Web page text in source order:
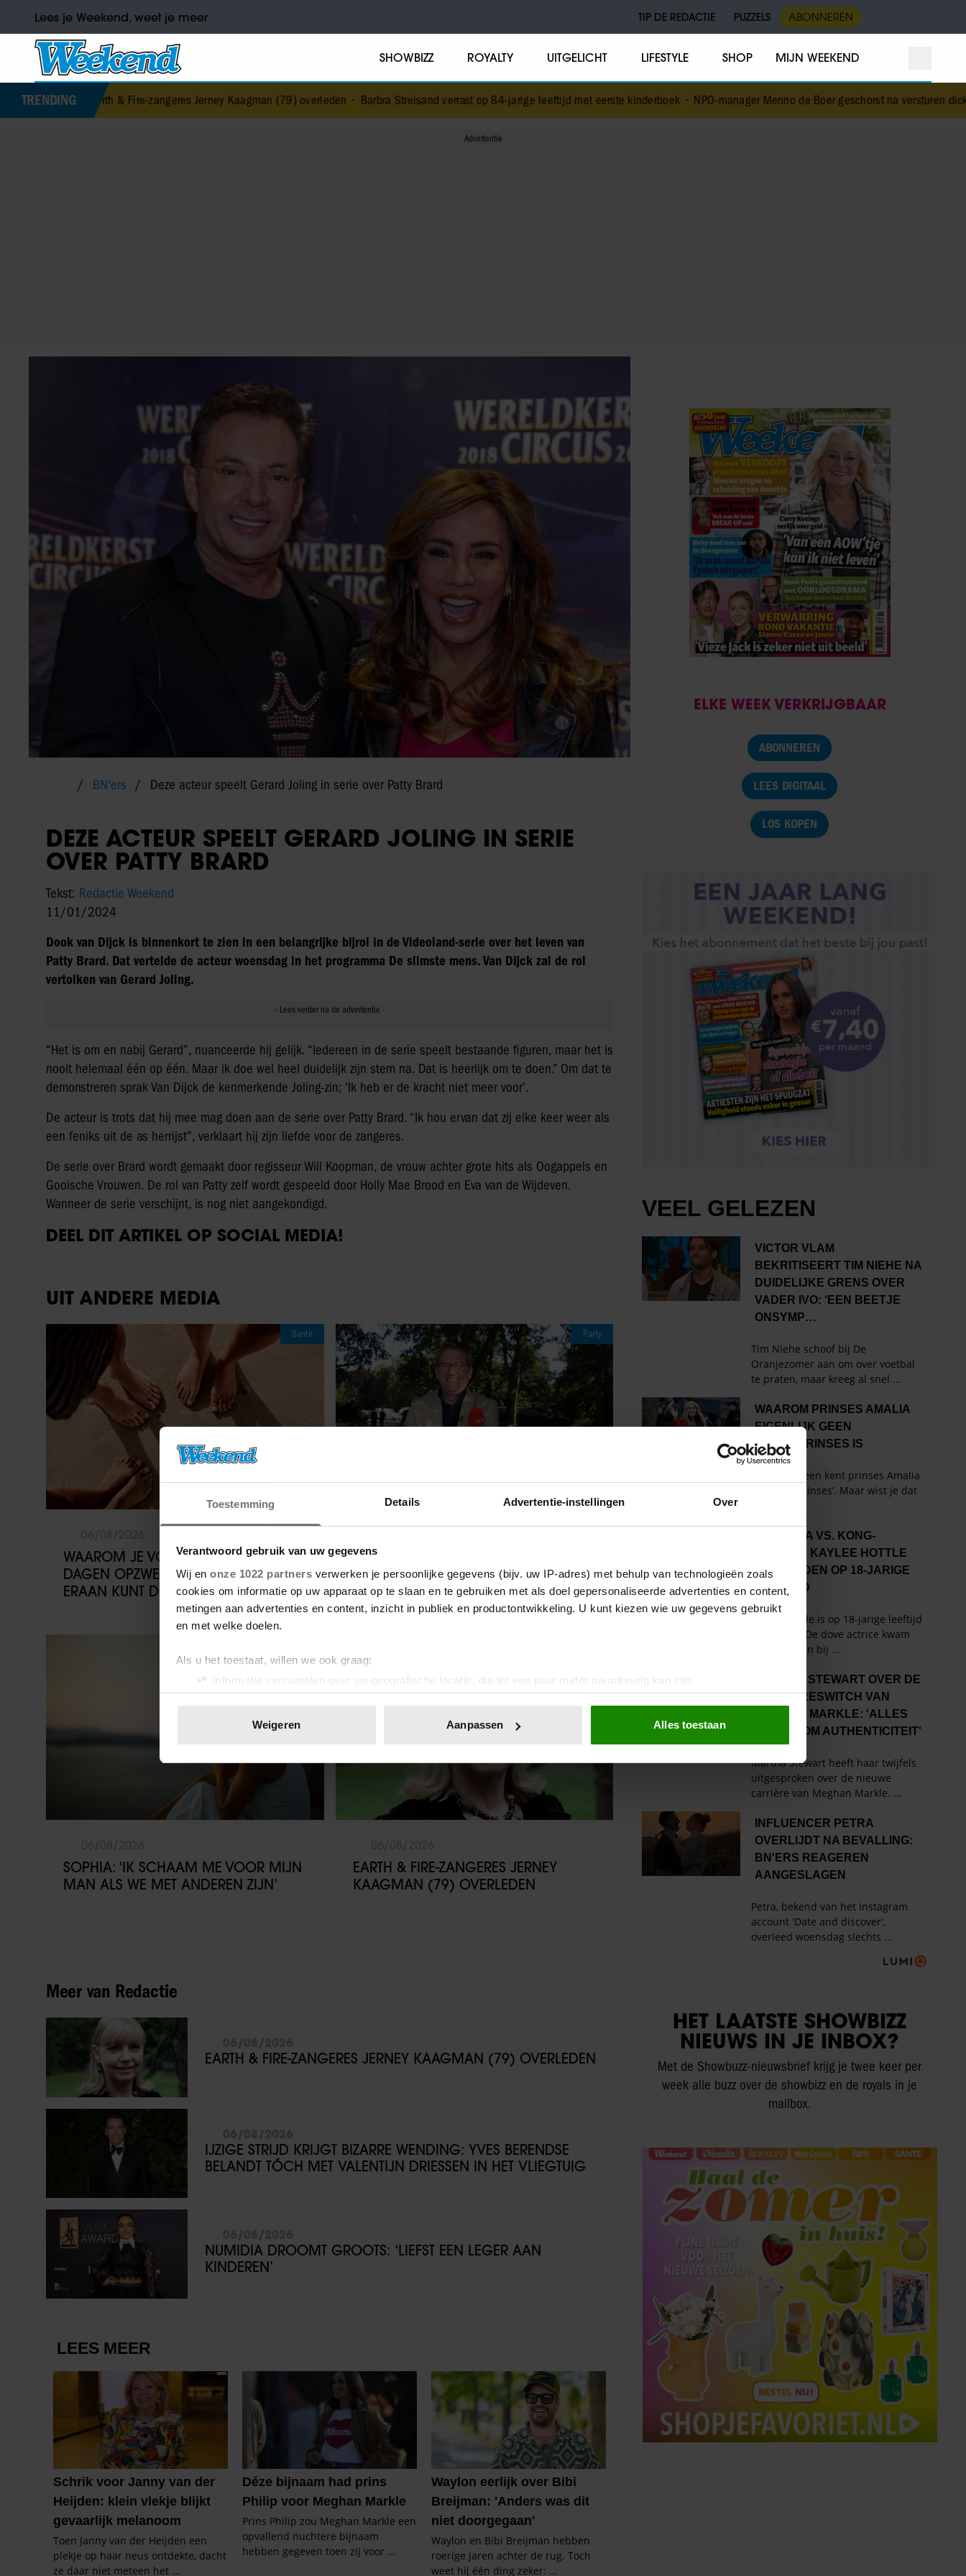
Toestemming Details Advertentie-instellingen Over
Verantwoord gebruik van uw gegevens
Wij en onze 1022 partners verwerken je persoonlijke gegevens (bijv. uw IP-adres) met behulp van technologieën zoals
cookies om informatie op uw apparaat op te slaan en te gebruiken met als doel gepersonaliseerde advertenties en content,
metingen aan advertenties en content, inzicht in publiek en productontwikkeling. U kunt kiezen wie uw gegevens gebruikt
en met welke doelen.
Als u het toestaat, willen we ook graag:
Informatie verzamelen over uw geografische locatie, die tot een paar meter nauwkeurig kan zijn
Uw apparaat identificeren door het actief te scannen op specifieke eigenschappen (fingerprinting)
toestemming op elk moment wijzigen of intrekken in de Cookieverklaring.
We gebruiken cookies om content en advertenties te personaliseren, om functies voor social media te bieden en om ons
websiteverkeer te analyseren. Ook delen we informatie over uw gebruik van onze site met onze partners voor social
media, adverteren en analyse. Deze partners kunnen deze gegevens combineren met andere informatie die u aan ze heeft
verstrekt of die ze hebben verzameld op basis van uw gebruik van hun services. U gaat akkoord met onze cookies als u
Weigeren Aanpassen Alles toestaan
Lees je Weekend, weet je meer TIP DE REDACTIE PUZZELS ABONNEREN
SHOWBIZZ ROYALTY UITGELICHT LIFESTYLE SHOP MIJN WEEKEND
TRENDING
Earth & Fire-zangeres Jerney Kaagman (79) overleden•Barbra Streisand verrast op 84-jarige leeftijd met eerste kinderboek•NPO-manager Menno de Boer geschorst na versturen dickpic in
BN'ers Deze acteur speelt Gerard Joling in serie over Patty Brard
DEZE ACTEUR SPEELT GERARD JOLING IN SERIE
OVER PATTY BRARD
Tekst: Redactie Weekend
11/01/2024
Dook van Dijck is binnenkort te zien in een belangrijke bijrol in de Videoland-serie over het leven van
Patty Brard. Dat vertelde de acteur woensdag in het programma De slimste mens. Van Dijck zal de rol
vertolken van Gerard Joling.
“Het is om en nabij Gerard”, nuanceerde hij gelijk. “Iedereen in de serie speelt bestaande figuren, maar het is
nooit helemaal één op één. Maar ik doe wel heel duidelijk zijn stem na. Dat is heerlijk om te doen.” Om dat te
demonstreren sprak Van Dijck de kenmerkende Joling-zin; ‘Ik heb er de kracht niet meer voor’.
De acteur is trots dat hij mee mag doen aan de serie over Patty Brard. “Ik hou ervan dat zij elke keer weer als
een feniks uit de as herrijst”, verklaart hij zijn liefde voor de zangeres.
De serie over Brard wordt gemaakt door regisseur Will Koopman, de vrouw achter grote hits als Oogappels en
Gooische Vrouwen. De rol van Patty zelf wordt gespeeld door Holly Mae Brood en Eva van de Wijdeven.
Wanneer de serie verschijnt, is nog niet aangekondigd.
DEEL DIT ARTIKEL OP SOCIAL MEDIA!
UIT ANDERE MEDIA
Sante
WAAROM JE VOETEN OP WARME
DAGEN OPZWELLEN (EN WAT JE
ERAAN KUNT DOEN)
Party
JAÏR FERWERDA OPENHARTIG OVER
ZIJN JEUGD: “MIJN ZUS IS MIJN
MORELE KOMPAS”
SOPHIA: ‘IK SCHAAM ME VOOR MIJN
MAN ALS WE MET ANDEREN ZIJN’
EARTH & FIRE-ZANGERES JERNEY
KAAGMAN (79) OVERLEDEN
Meer van Redactie
EARTH & FIRE-ZANGERES JERNEY KAAGMAN (79) OVERLEDEN
IJZIGE STRIJD KRIJGT BIZARRE WENDING: YVES BERENDSE
BELANDT TÓCH MET VALENTIJN DRIESSEN IN HET VLIEGTUIG
NUMIDIA DROOMT GROOTS: ‘LIEFST EEN LEGER AAN
KINDEREN’
ELKE WEEK VERKRIJGBAAR
ABONNEREN
LEES DIGITAAL
LOS KOPEN
HET LAATSTE SHOWBIZZ
NIEUWS IN JE INBOX?
Met de Showbuzz-nieuwsbrief krijg je twee keer per
week alle buzz over de showbizz en de royals in je
mailbox.